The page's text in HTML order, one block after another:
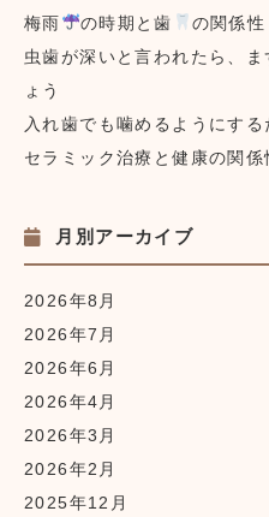
梅雨
の時期と歯
の関係性
虫歯が深いと言われたら、
ょう
入れ歯でも噛めるようにする
セラミック治療と健康の関係
月別アーカイブ
2026年8月
2026年7月
2026年6月
2026年4月
2026年3月
2026年2月
2025年12月